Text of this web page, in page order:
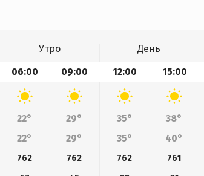
Утро День
06:00 09:00 12:00 15:00
22° 29° 35° 38°
22° 29° 35° 40°
762 762 762 761